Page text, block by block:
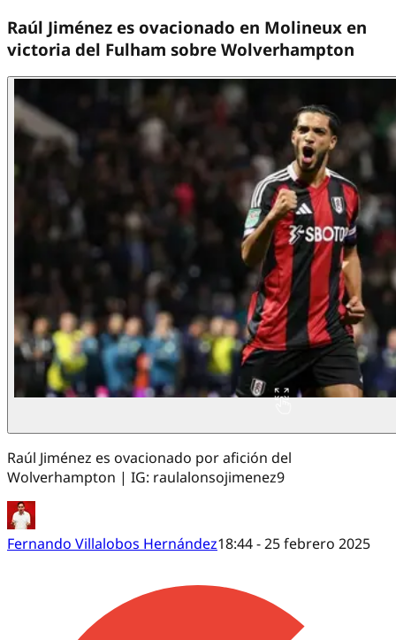
Raúl Jiménez es ovacionado en Molineux en
victoria del Fulham sobre Wolverhampton
Raúl Jiménez es ovacionado por afición del
Wolverhampton | IG: raulalonsojimenez9
Fernando Villalobos Hernández18:44 - 25 febrero 2025